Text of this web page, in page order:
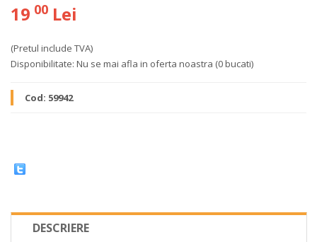
19 00 Lei
(Pretul include TVA)
Disponibilitate: Nu se mai afla in oferta noastra (0 bucati)
Cod: 59942
DESCRIERE